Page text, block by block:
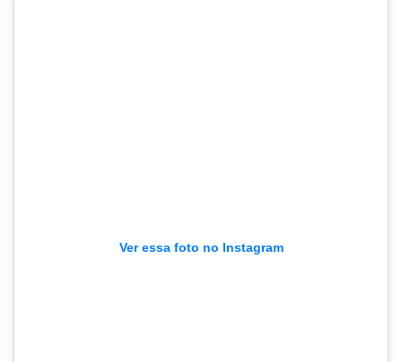
Ver essa foto no Instagram